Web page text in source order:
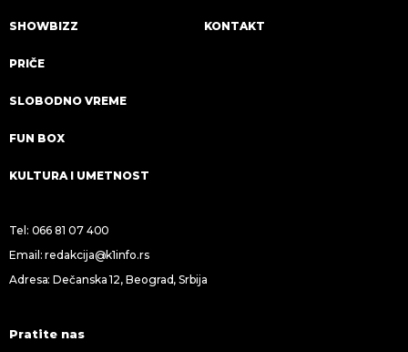
SHOWBIZZ
PRIČE
SLOBODNO VREME
FUN BOX
KULTURA I UMETNOST
KONTAKT
Tel: 066 81 07 400
Email:redakcija@k1info.rs
Adresa: Dečanska 12, Beograd, Srbija
Pratite nas